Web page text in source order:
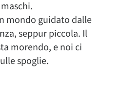
mondo guidato dalle
seppur piccola. Il
morendo, e noi ci
spoglie.